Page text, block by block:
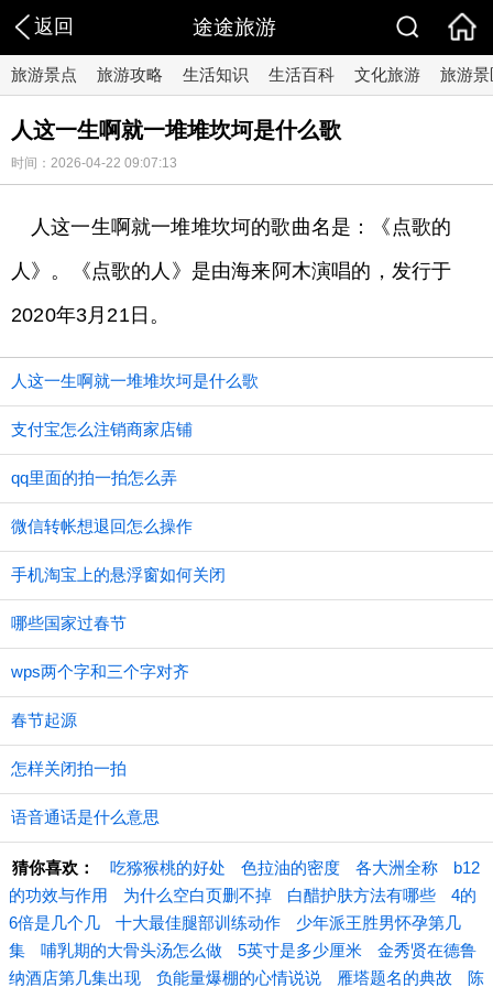
返回 途途旅游
旅游景点 旅游攻略 生活知识 生活百科 文化旅游 旅游景
人这一生啊就一堆堆坎坷是什么歌
时间：2026-04-22 09:07:13
​人这一生啊就一堆堆坎坷的歌曲名是：《点歌的
人》。《点歌的人》是由海来阿木演唱的，发行于
2020年3月21日。
人这一生啊就一堆堆坎坷是什么歌
支付宝怎么注销商家店铺
qq里面的拍一拍怎么弄
微信转帐想退回怎么操作
手机淘宝上的悬浮窗如何关闭
哪些国家过春节
wps两个字和三个字对齐
春节起源
怎样关闭拍一拍
语音通话是什么意思
猜你喜欢： 吃猕猴桃的好处 色拉油的密度 各大洲全称
b12
的功效与作用
为什么空白页删不掉 白醋护肤方法有哪些
4的
6倍是几个几
十大最佳腿部训练动作
少年派王胜男怀孕第几
集
哺乳期的大骨头汤怎么做 5英寸是多少厘米
金秀贤在德鲁
纳酒店第几集出现
负能量爆棚的心情说说 雁塔题名的典故 陈